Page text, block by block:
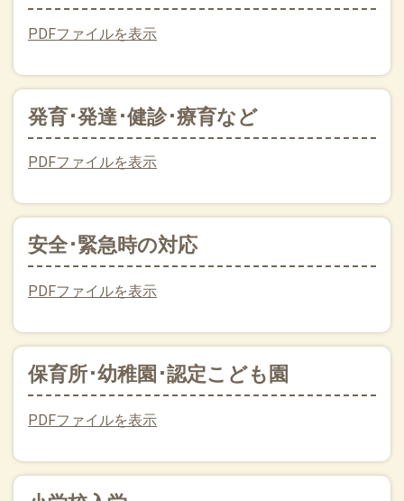
PDFファイルを表示
発育･発達･健診･療育など
PDFファイルを表示
安全･緊急時の対応
PDFファイルを表示
保育所･幼稚園･認定こども園
PDFファイルを表示